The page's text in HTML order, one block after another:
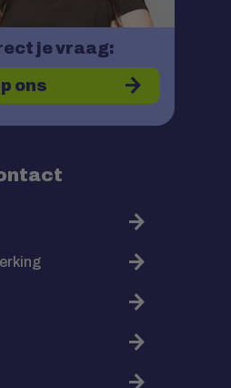
je vraag:
ons